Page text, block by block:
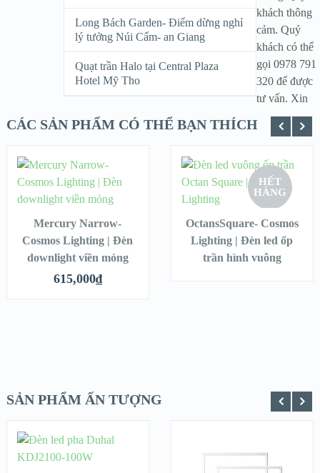
Long Bách Garden- Điểm dừng nghỉ
lý tưởng Núi Cấm- an Giang
Quạt trần Halo tại Central Plaza
Hotel Mỹ Tho
CÁC SẢN PHẨM CÓ THỂ BẠN THÍCH
XEM NHANH
CHI TIẾT
ADD TO
CART
Mercury Narrow-
Cosmos Lighting | Đèn
downlight viền mỏng
615,000₫
HẾT
HÀNG
XEM NHANH
CHI TIẾT
READ
MORE
OctansSquare- Cosmos
Lighting | Đèn led ốp
trần hình vuông
SẢN PHẨM ẤN TƯỢNG
ADD TO
CART
khách thông
cảm. Quý
khách có thể
gọi 0978 791
320 để được
tư vấn. Xin